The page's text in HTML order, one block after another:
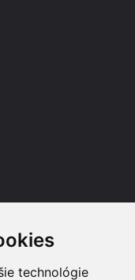
technológie